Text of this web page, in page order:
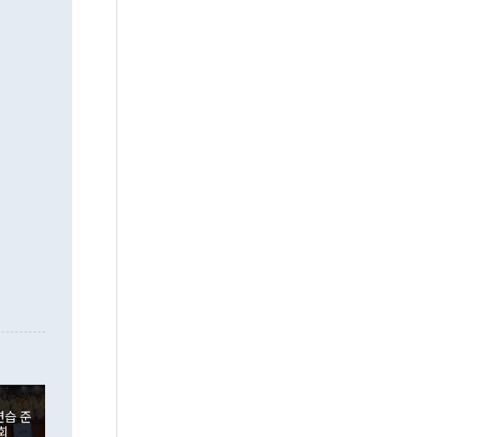
은
하
적
"이상
급하
장관
다"고
만
자
자
급이
내국
달러
다. 외
습 준